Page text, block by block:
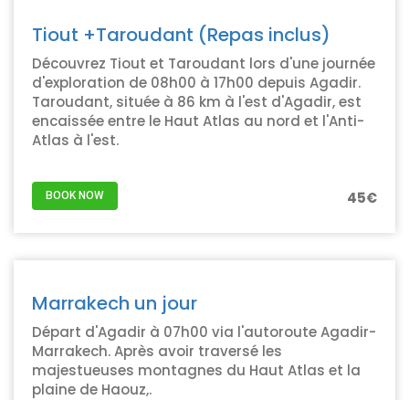
Tiout +Taroudant (Repas inclus)
Découvrez Tiout et Taroudant lors d'une journée
d'exploration de 08h00 à 17h00 depuis Agadir.
Taroudant, située à 86 km à l'est d'Agadir, est
encaissée entre le Haut Atlas au nord et l'Anti-
Atlas à l'est.
BOOK NOW 45€
Marrakech un jour
Départ d'Agadir à 07h00 via l'autoroute Agadir-
Marrakech. Après avoir traversé les
majestueuses montagnes du Haut Atlas et la
plaine de Haouz,.